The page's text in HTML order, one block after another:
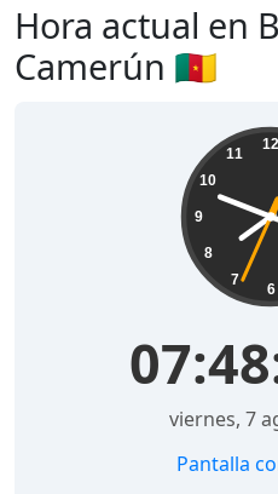
Hora actual en
Camerún 🇨🇲
12
6
7
8
9
10
11
viernes, 7
Pantalla